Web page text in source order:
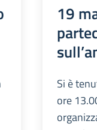
19
Si è
ore